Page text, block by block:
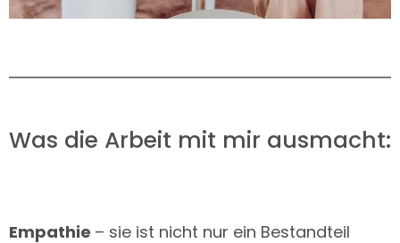
Was die Arbeit mit mir ausmacht:
Empathie – sie ist nicht nur ein Bestandteil